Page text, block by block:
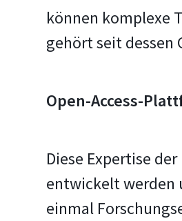
können komplexe
gehört seit dessen
Open-Access-
Diese Expertise
entwickelt werden
einmal